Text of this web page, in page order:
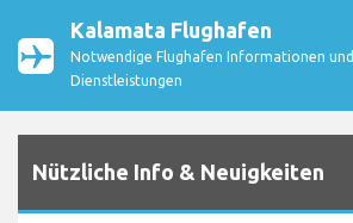
Kalamata Flughafen
Notwendige Flughafen Informationen und
Dienstleistungen
Nützliche Info & Neuigkeiten